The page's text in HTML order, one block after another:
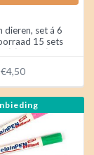
dieren, set á 6
15 sets
(6 stuks)
€4,50